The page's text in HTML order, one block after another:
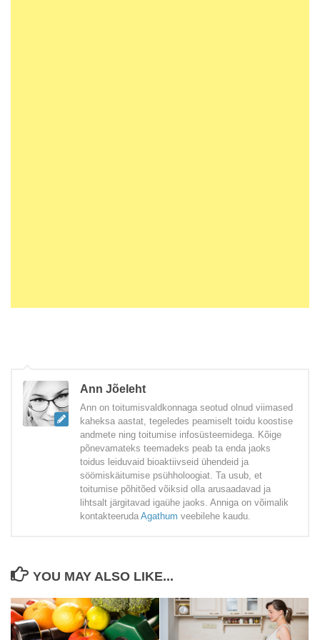
Ann Jõeleht
Ann on toitumisvaldkonnaga seotud olnud viimased
kaheksa aastat, tegeledes peamiselt toidu koostise
andmete ning toitumise infosüsteemidega. Kõige
põnevamateks teemadeks peab ta enda jaoks
toidus leiduvaid bioaktiivseid ühendeid ja
söömiskäitumise psühholoogiat. Ta usub, et
toitumise põhitõed võiksid olla arusaadavad ja
lihtsalt järgitavad igaühe jaoks. Anniga on võimalik
kontakteeruda Agathum veebilehe kaudu.
YOU MAY ALSO LIKE...